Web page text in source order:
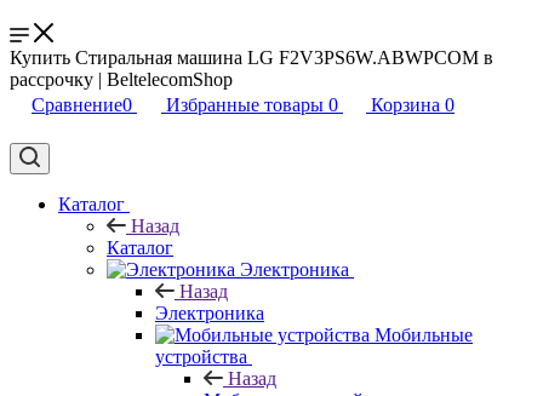
Купить Стиральная машина LG F2V3PS6W.ABWPCOM в
рассрочку | BeltelecomShop
Сравнение0 Избранные товары 0 Корзина 0
Каталог
Назад
Каталог
Электроника
Назад
Электроника
Мобильные
устройства
Назад